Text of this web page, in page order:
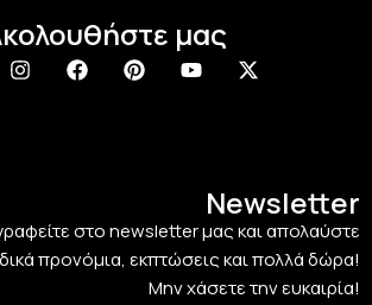
μας
Newsletter
στο newsletter μας και απολαύστε
προνόμια, εκπτώσεις και πολλά δώρα!
Μην χάσετε την ευκαιρία!